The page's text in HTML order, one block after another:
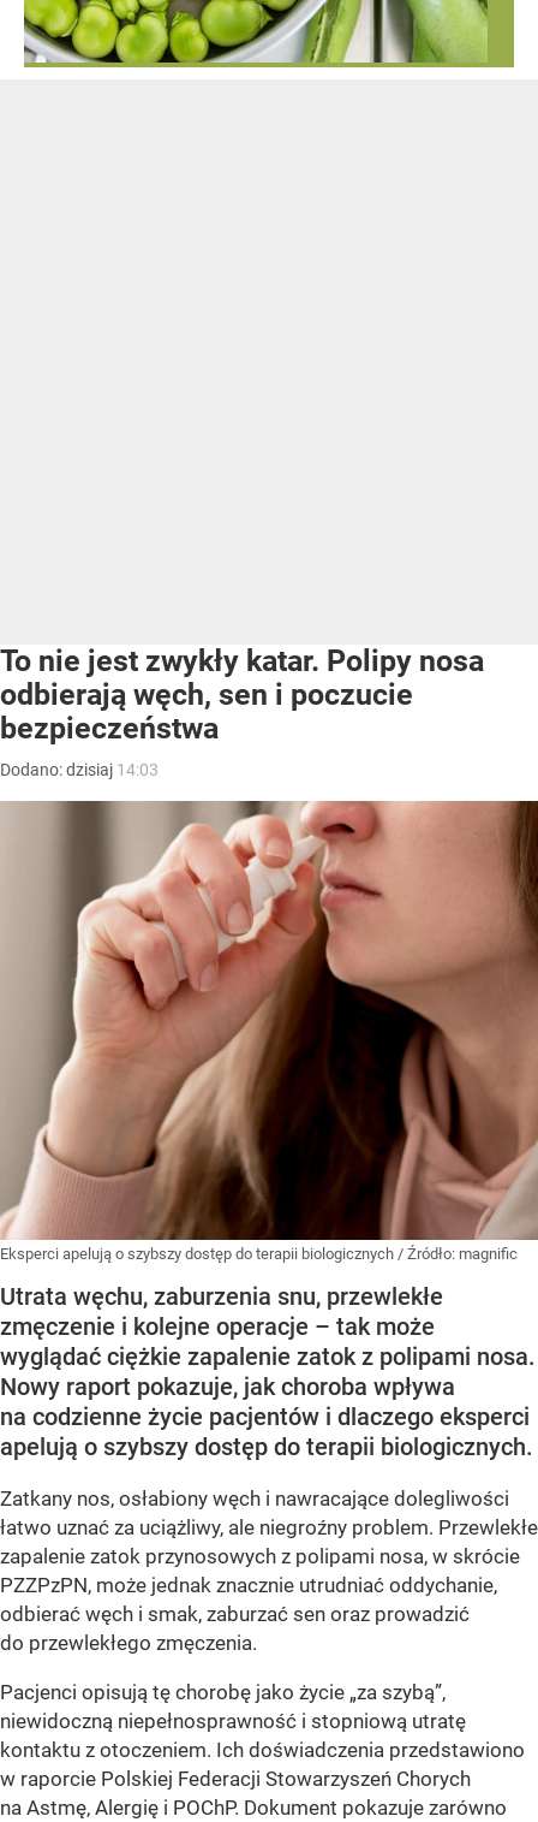
To nie jest zwykły katar. Polipy nosa
odbierają węch, sen i poczucie
bezpieczeństwa
Dodano:dzisiaj 14:03
Eksperci apelują o szybszy dostęp do terapii biologicznych / Źródło: magnific
Utrata węchu, zaburzenia snu, przewlekłe
zmęczenie i kolejne operacje – tak może
wyglądać ciężkie zapalenie zatok z polipami nosa.
Nowy raport pokazuje, jak choroba wpływa
na codzienne życie pacjentów i dlaczego eksperci
apelują o szybszy dostęp do terapii biologicznych.
Zatkany nos, osłabiony węch i nawracające dolegliwości
łatwo uznać za uciążliwy, ale niegroźny problem. Przewlekłe
zapalenie zatok przynosowych z polipami nosa, w skrócie
PZZPzPN, może jednak znacznie utrudniać oddychanie,
odbierać węch i smak, zaburzać sen oraz prowadzić
do przewlekłego zmęczenia.
Pacjenci opisują tę chorobę jako życie „za szybą”,
niewidoczną niepełnosprawność i stopniową utratę
kontaktu z otoczeniem. Ich doświadczenia przedstawiono
w raporcie Polskiej Federacji Stowarzyszeń Chorych
na Astmę, Alergię i POChP. Dokument pokazuje zarówno